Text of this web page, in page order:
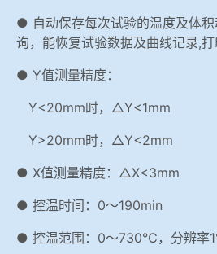
● 自动保存每次试验的温度及体
询，能恢复试验数据及曲线记录,打
● Y值测量精度：
Y<20mm时，△Y<1mm
Y>20mm时，△Y<2mm
● X值测量精度：△X<3mm
● 控温时间：0～190min
● 控温范围：0～730℃，分辨率